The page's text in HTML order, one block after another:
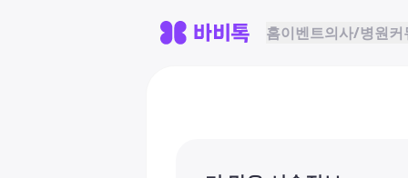
홈이벤트의사/병원커